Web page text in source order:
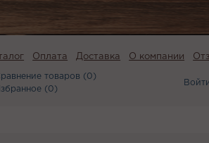
Оплата Доставка О компании
товаров (0)
(0)